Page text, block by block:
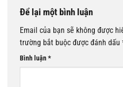
Để lại một bình luận
Email của bạn sẽ không được
trường bắt buộc được đánh dấu
Bình luận*